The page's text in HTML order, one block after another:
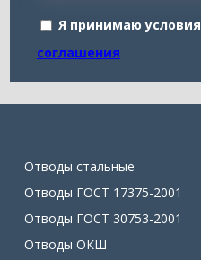
Я принимаю условия
соглашения
Отводы стальные
Отводы ГОСТ 17375-2001
Отводы ГОСТ 30753-2001
Отводы ОКШ